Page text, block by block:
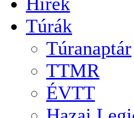
Túrák
Túranaptár
TTMR
ÉVTT